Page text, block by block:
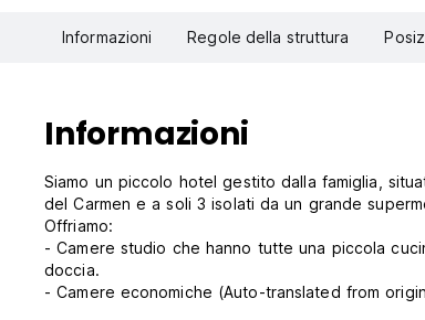
Informazioni Regole della struttura
Informazioni
Siamo un piccolo hotel gestito dalla famiglia,
del Carmen e a soli 3 isolati da un grande
Offriamo:
- Camere studio che hanno tutte una piccola
doccia.
- Camere economiche (Auto-translated from